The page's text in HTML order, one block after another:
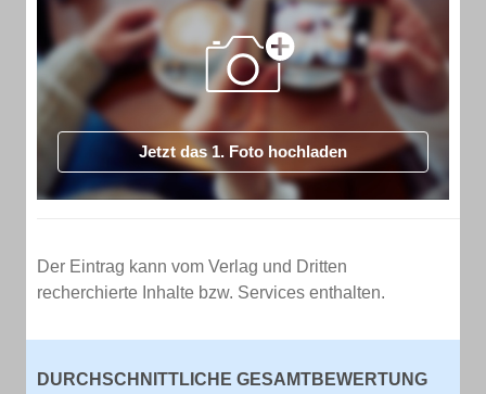
Jetzt das 1. Foto hochladen
Der Eintrag kann vom Verlag und Dritten
recherchierte Inhalte bzw. Services enthalten.
DURCHSCHNITTLICHE GESAMTBEWERTUNG